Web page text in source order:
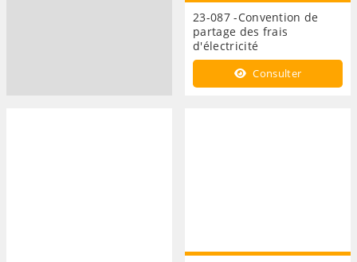
23-087 -Convention de
partage des frais
d'électricité
Consulter